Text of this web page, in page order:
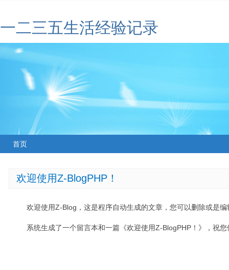
一二三五生活经验记录
首页
欢迎使用Z-BlogPHP！
欢迎使用Z-Blog，这是程序自动生成的文章，您可以删除或是编
系统生成了一个留言本和一篇《欢迎使用Z-BlogPHP！》，祝